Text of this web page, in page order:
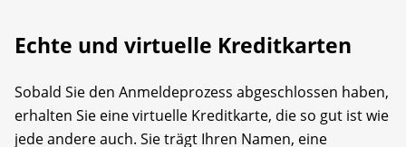
Echte und virtuelle Kreditkarten
Sobald Sie den Anmeldeprozess abgeschlossen haben,
erhalten Sie eine virtuelle Kreditkarte, die so gut ist wie
jede andere auch. Sie trägt Ihren Namen, eine